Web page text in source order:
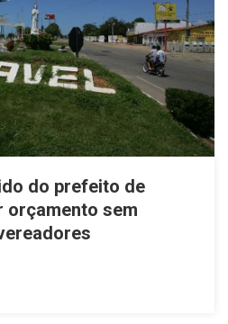
do prefeito de
orçamento sem